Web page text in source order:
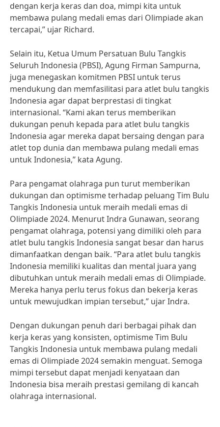
dengan kerja keras dan doa, mimpi kita untuk
membawa pulang medali emas dari Olimpiade akan
tercapai,” ujar Richard.
Selain itu, Ketua Umum Persatuan Bulu Tangkis
Seluruh Indonesia (PBSI), Agung Firman Sampurna,
juga menegaskan komitmen PBSI untuk terus
mendukung dan memfasilitasi para atlet bulu tangkis
Indonesia agar dapat berprestasi di tingkat
internasional. “Kami akan terus memberikan
dukungan penuh kepada para atlet bulu tangkis
Indonesia agar mereka dapat bersaing dengan para
atlet top dunia dan membawa pulang medali emas
untuk Indonesia,” kata Agung.
Para pengamat olahraga pun turut memberikan
dukungan dan optimisme terhadap peluang Tim Bulu
Tangkis Indonesia untuk meraih medali emas di
Olimpiade 2024. Menurut Indra Gunawan, seorang
pengamat olahraga, potensi yang dimiliki oleh para
atlet bulu tangkis Indonesia sangat besar dan harus
dimanfaatkan dengan baik. “Para atlet bulu tangkis
Indonesia memiliki kualitas dan mental juara yang
dibutuhkan untuk meraih medali emas di Olimpiade.
Mereka hanya perlu terus fokus dan bekerja keras
untuk mewujudkan impian tersebut,” ujar Indra.
Dengan dukungan penuh dari berbagai pihak dan
kerja keras yang konsisten, optimisme Tim Bulu
Tangkis Indonesia untuk membawa pulang medali
emas di Olimpiade 2024 semakin menguat. Semoga
mimpi tersebut dapat menjadi kenyataan dan
Indonesia bisa meraih prestasi gemilang di kancah
olahraga internasional.